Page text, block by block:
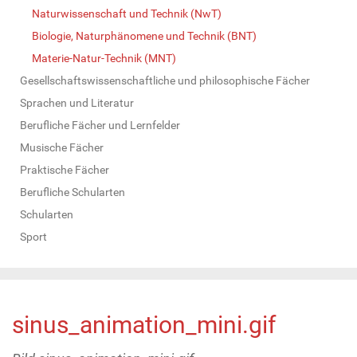
Naturwissenschaft und Technik (NwT)
Biologie, Naturphänomene und Technik (BNT)
Materie-Natur-Technik (MNT)
Gesellschaftswissenschaftliche und philosophische Fächer
Sprachen und Literatur
Berufliche Fächer und Lernfelder
Musische Fächer
Praktische Fächer
Berufliche Schularten
Schularten
Sport
sinus_animation_mini.gif